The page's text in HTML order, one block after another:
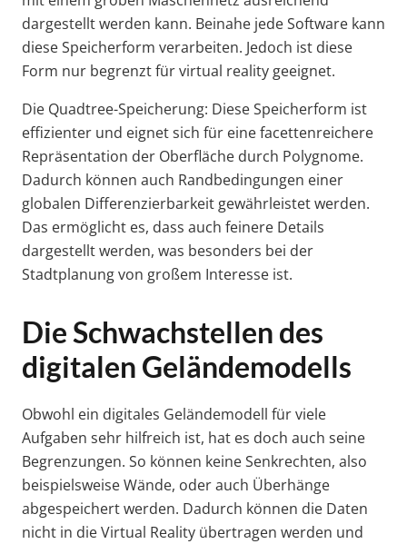
dargestellt werden kann. Beinahe jede Software kann
diese Speicherform verarbeiten. Jedoch ist diese
Form nur begrenzt für virtual reality geeignet.
Die Quadtree-Speicherung: Diese Speicherform ist
effizienter und eignet sich für eine facettenreichere
Repräsentation der Oberfläche durch Polygnome.
Dadurch können auch Randbedingungen einer
globalen Differenzierbarkeit gewährleistet werden.
Das ermöglicht es, dass auch feinere Details
dargestellt werden, was besonders bei der
Stadtplanung von großem Interesse ist.
Die Schwachstellen des
digitalen Geländemodells
Obwohl ein digitales Geländemodell für viele
Aufgaben sehr hilfreich ist, hat es doch auch seine
Begrenzungen. So können keine Senkrechten, also
beispielsweise Wände, oder auch Überhänge
abgespeichert werden. Dadurch können die Daten
nicht in die Virtual Reality übertragen werden und